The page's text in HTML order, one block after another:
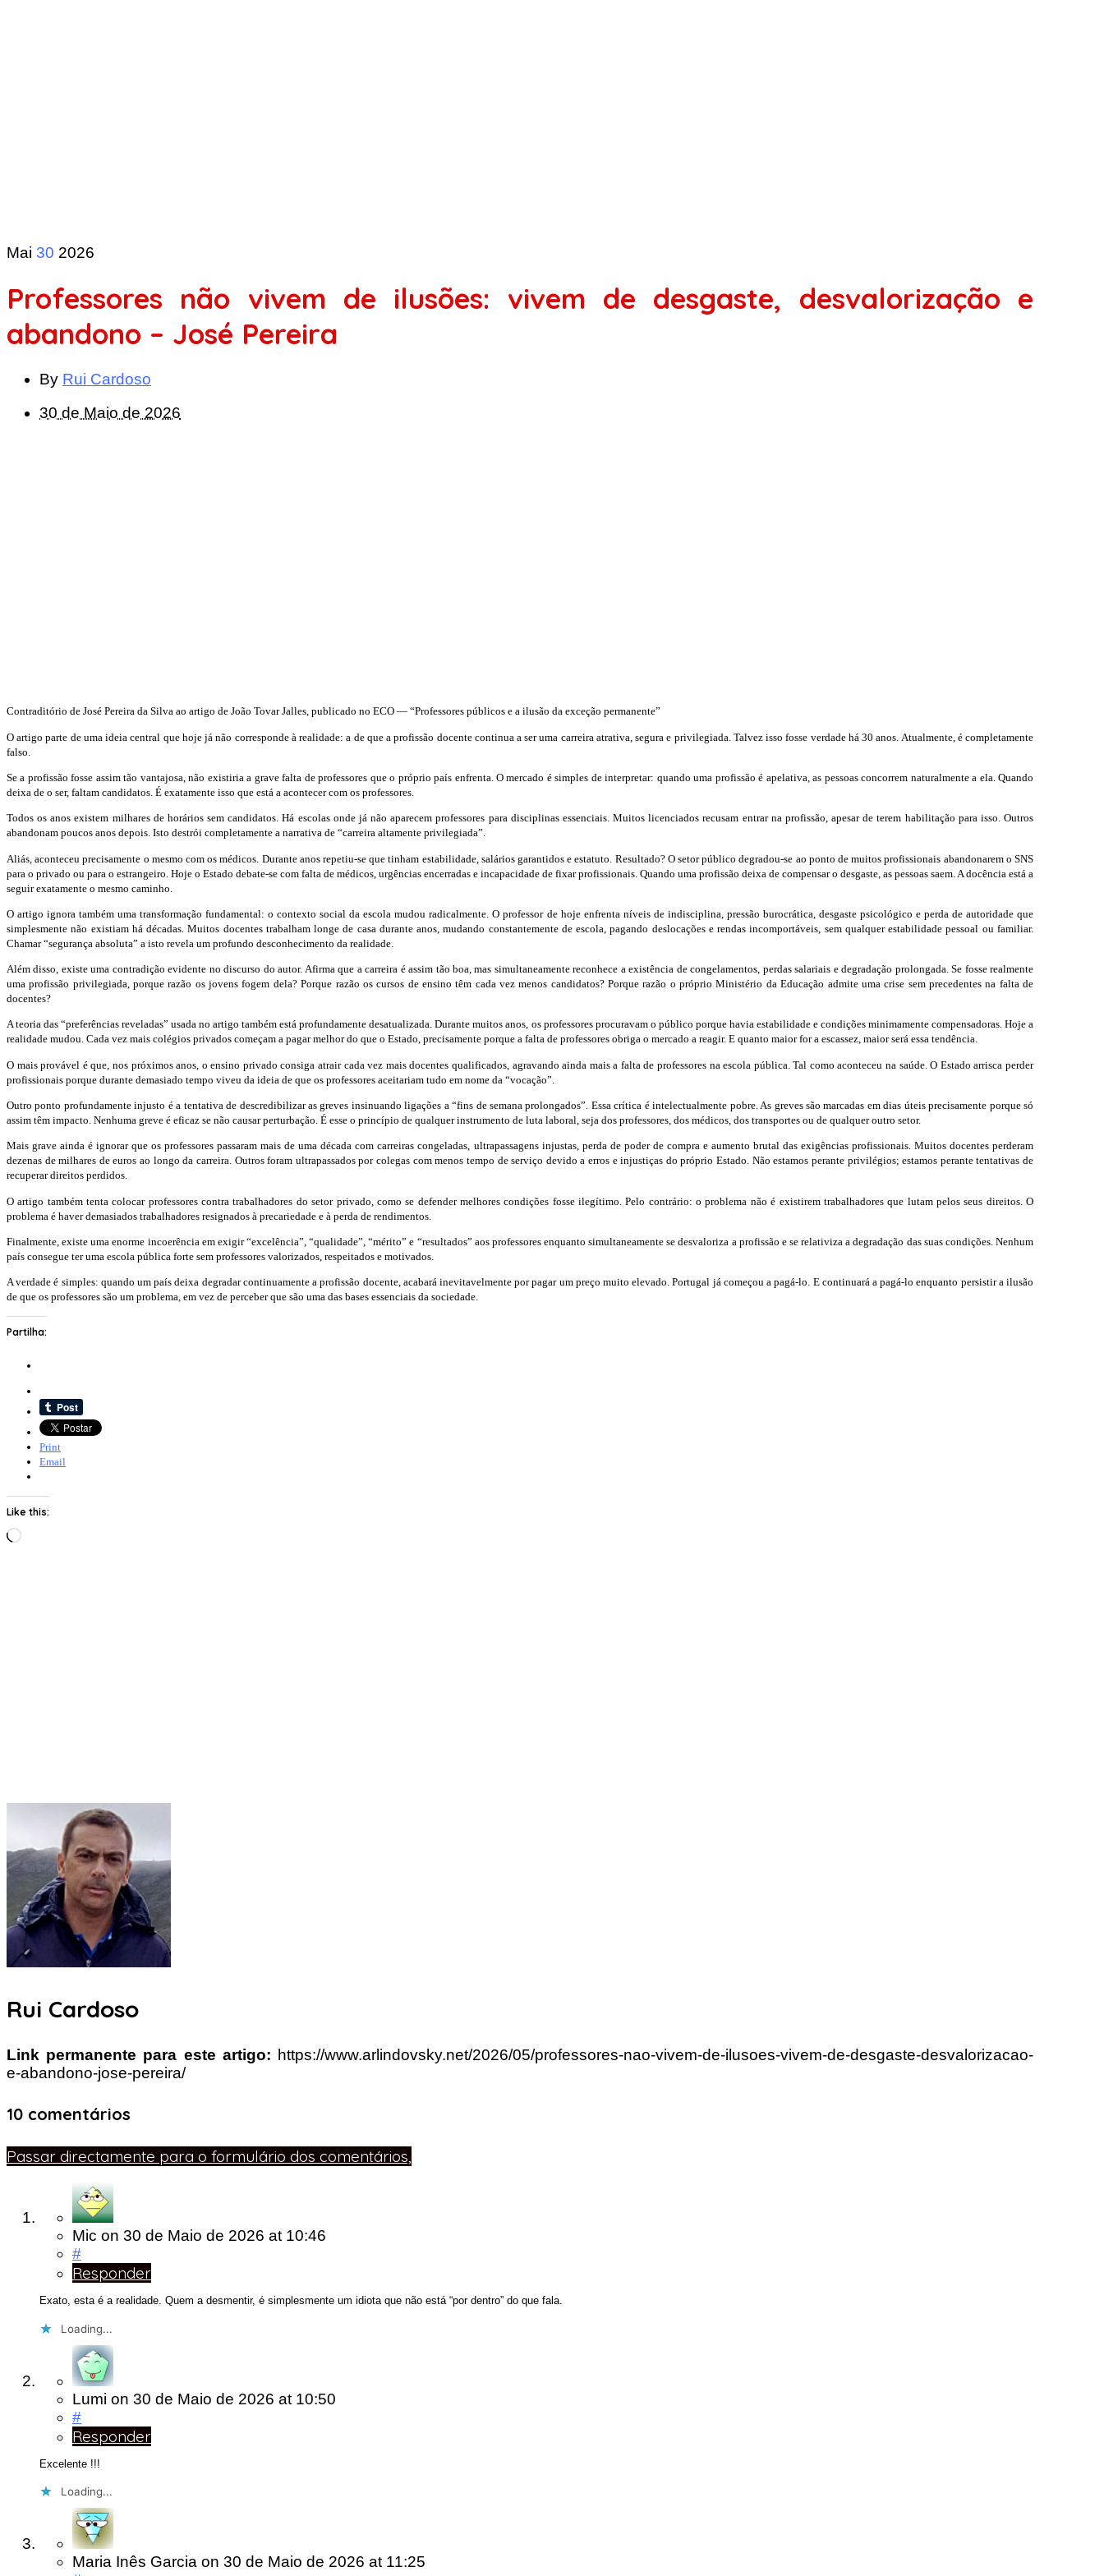
Mai 30 2026
Professores não vivem de ilusões: vivem de desgaste, desvalorização e
abandono – José Pereira
By Rui Cardoso
30 de Maio de 2026
Contraditório de José Pereira da Silva ao artigo de João Tovar Jalles, publicado no ECO — “Professores públicos e a ilusão da exceção permanente”
O artigo parte de uma ideia central que hoje já não corresponde à realidade: a de que a profissão docente continua a ser uma carreira atrativa, segura e privilegiada. Talvez isso fosse verdade há 30 anos. Atualmente, é completamente
falso.
Se a profissão fosse assim tão vantajosa, não existiria a grave falta de professores que o próprio país enfrenta. O mercado é simples de interpretar: quando uma profissão é apelativa, as pessoas concorrem naturalmente a ela. Quando
deixa de o ser, faltam candidatos. É exatamente isso que está a acontecer com os professores.
Todos os anos existem milhares de horários sem candidatos. Há escolas onde já não aparecem professores para disciplinas essenciais. Muitos licenciados recusam entrar na profissão, apesar de terem habilitação para isso. Outros
abandonam poucos anos depois. Isto destrói completamente a narrativa de “carreira altamente privilegiada”.
Aliás, aconteceu precisamente o mesmo com os médicos. Durante anos repetiu-se que tinham estabilidade, salários garantidos e estatuto. Resultado? O setor público degradou-se ao ponto de muitos profissionais abandonarem o SNS
para o privado ou para o estrangeiro. Hoje o Estado debate-se com falta de médicos, urgências encerradas e incapacidade de fixar profissionais. Quando uma profissão deixa de compensar o desgaste, as pessoas saem. A docência está a
seguir exatamente o mesmo caminho.
O artigo ignora também uma transformação fundamental: o contexto social da escola mudou radicalmente. O professor de hoje enfrenta níveis de indisciplina, pressão burocrática, desgaste psicológico e perda de autoridade que
simplesmente não existiam há décadas. Muitos docentes trabalham longe de casa durante anos, mudando constantemente de escola, pagando deslocações e rendas incomportáveis, sem qualquer estabilidade pessoal ou familiar.
Chamar “segurança absoluta” a isto revela um profundo desconhecimento da realidade.
Além disso, existe uma contradição evidente no discurso do autor. Afirma que a carreira é assim tão boa, mas simultaneamente reconhece a existência de congelamentos, perdas salariais e degradação prolongada. Se fosse realmente
uma profissão privilegiada, porque razão os jovens fogem dela? Porque razão os cursos de ensino têm cada vez menos candidatos? Porque razão o próprio Ministério da Educação admite uma crise sem precedentes na falta de
docentes?
A teoria das “preferências reveladas” usada no artigo também está profundamente desatualizada. Durante muitos anos, os professores procuravam o público porque havia estabilidade e condições minimamente compensadoras. Hoje a
realidade mudou. Cada vez mais colégios privados começam a pagar melhor do que o Estado, precisamente porque a falta de professores obriga o mercado a reagir. E quanto maior for a escassez, maior será essa tendência.
O mais provável é que, nos próximos anos, o ensino privado consiga atrair cada vez mais docentes qualificados, agravando ainda mais a falta de professores na escola pública. Tal como aconteceu na saúde. O Estado arrisca perder
profissionais porque durante demasiado tempo viveu da ideia de que os professores aceitariam tudo em nome da “vocação”.
Outro ponto profundamente injusto é a tentativa de descredibilizar as greves insinuando ligações a “fins de semana prolongados”. Essa crítica é intelectualmente pobre. As greves são marcadas em dias úteis precisamente porque só
assim têm impacto. Nenhuma greve é eficaz se não causar perturbação. É esse o princípio de qualquer instrumento de luta laboral, seja dos professores, dos médicos, dos transportes ou de qualquer outro setor.
Mais grave ainda é ignorar que os professores passaram mais de uma década com carreiras congeladas, ultrapassagens injustas, perda de poder de compra e aumento brutal das exigências profissionais. Muitos docentes perderam
dezenas de milhares de euros ao longo da carreira. Outros foram ultrapassados por colegas com menos tempo de serviço devido a erros e injustiças do próprio Estado. Não estamos perante privilégios; estamos perante tentativas de
recuperar direitos perdidos.
O artigo também tenta colocar professores contra trabalhadores do setor privado, como se defender melhores condições fosse ilegítimo. Pelo contrário: o problema não é existirem trabalhadores que lutam pelos seus direitos. O
problema é haver demasiados trabalhadores resignados à precariedade e à perda de rendimentos.
Finalmente, existe uma enorme incoerência em exigir “excelência”, “qualidade”, “mérito” e “resultados” aos professores enquanto simultaneamente se desvaloriza a profissão e se relativiza a degradação das suas condições. Nenhum
país consegue ter uma escola pública forte sem professores valorizados, respeitados e motivados.
A verdade é simples: quando um país deixa degradar continuamente a profissão docente, acabará inevitavelmente por pagar um preço muito elevado. Portugal já começou a pagá-lo. E continuará a pagá-lo enquanto persistir a ilusão
de que os professores são um problema, em vez de perceber que são uma das bases essenciais da sociedade.
Partilha:
Print
Email
Like this:
Loading…
Rui Cardoso
Link permanente para este artigo: https://www.arlindovsky.net/2026/05/professores-nao-vivem-de-ilusoes-vivem-de-desgaste-desvalorizacao-
e-abandono-jose-pereira/
10 comentários
Passar directamente para o formulário dos comentários,
Mic on 30 de Maio de 2026 at 10:46
#
Responder
Exato, esta é a realidade. Quem a desmentir, é simplesmente um idiota que não está “por dentro” do que fala.
Loading...
Lumi on 30 de Maio de 2026 at 10:50
#
Responder
Excelente !!!
Loading...
Maria Inês Garcia on 30 de Maio de 2026 at 11:25